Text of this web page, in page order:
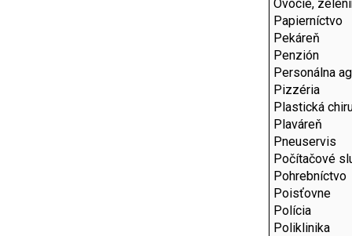
Ovocie,
Papierníctvo
Pekáreň
Penzión
Personálna
Pizzéria
Plastická
Plaváreň
Pneuservis
Počítačové
Pohrebníctvo
Poisťovne
Polícia
Poliklinika